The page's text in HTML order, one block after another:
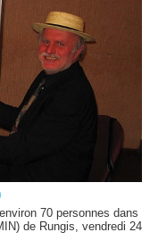
70 personnes dans
de Rungis, vendredi 24